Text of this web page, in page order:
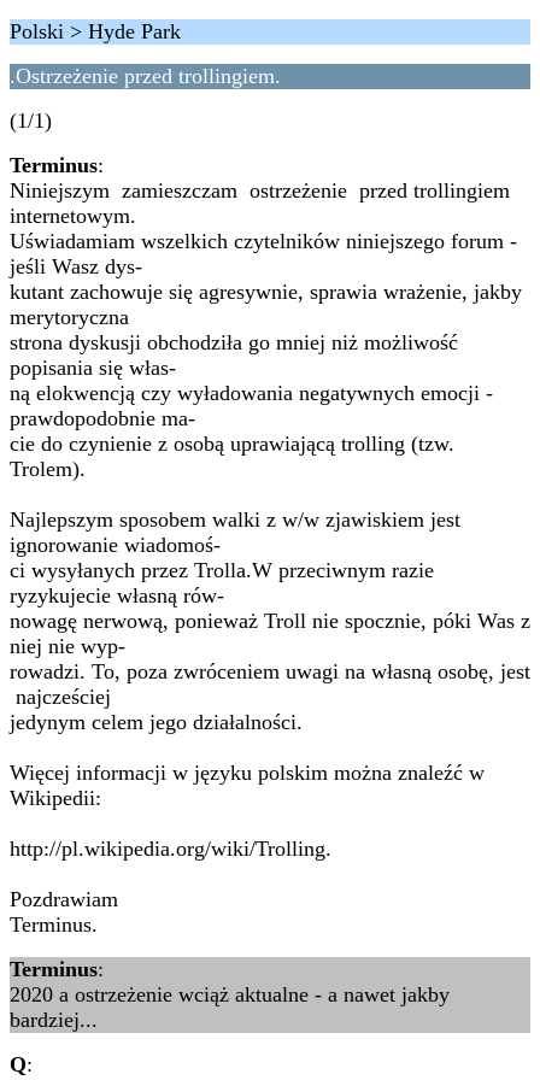
Polski > Hyde Park
.Ostrzeżenie przed trollingiem.
(1/1)
Terminus:
Niniejszym zamieszczam ostrzeżenie przed trollingiem
internetowym.
Uświadamiam wszelkich czytelników niniejszego forum -
jeśli Wasz dys-
kutant zachowuje się agresywnie, sprawia wrażenie, jakby
merytoryczna
strona dyskusji obchodziła go mniej niż możliwość
popisania się włas-
ną elokwencją czy wyładowania negatywnych emocji -
prawdopodobnie ma-
cie do czynienie z osobą uprawiającą trolling (tzw.
Trolem).
Najlepszym sposobem walki z w/w zjawiskiem jest
ignorowanie wiadomoś-
ci wysyłanych przez Trolla.W przeciwnym razie
ryzykujecie własną rów-
nowagę nerwową, ponieważ Troll nie spocznie, póki Was z
niej nie wyp-
rowadzi. To, poza zwróceniem uwagi na własną osobę, jest
najcześciej
jedynym celem jego działalności.
Więcej informacji w języku polskim można znaleźć w
Wikipedii:
http://pl.wikipedia.org/wiki/Trolling.
Pozdrawiam
Terminus.
Terminus:
2020 a ostrzeżenie wciąż aktualne - a nawet jakby
bardziej...
Q: